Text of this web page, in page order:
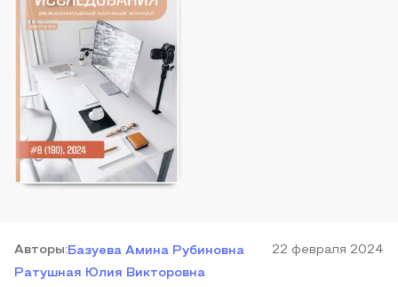
Авторы:Базуева Амина Рубиновна
Ратушная Юлия Викторовна
22 февраля 2024